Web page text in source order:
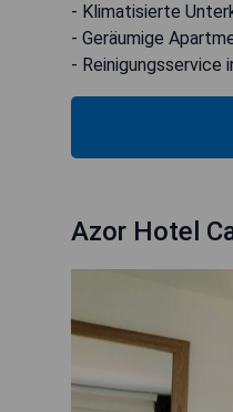
- Klimatisierte
- Geräumige
- Reinigungsservice
Azor Hotel